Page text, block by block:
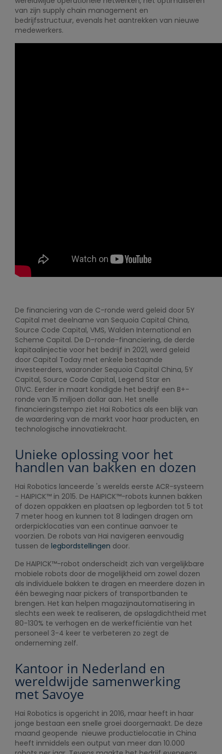
van zijn supply chain management en
bedrijfsstructuur, evenals het aantrekken van nieuwe
medewerkers.
De financiering van de C-ronde werd geleid door 5Y
Capital met deelname van Sequoia Capital China,
Source Code Capital, VMS, Walden International en
Scheme Capital. De D-ronde-financiering, de derde
kapitaalinjectie voor het bedrijf in 2021, werd geleid
door Capital Today met enkele bestaande
investeerders, waaronder Sequoia Capital China, 5Y
Capital, Source Code Capital, Legend Star en
01VC. Eerder in maart kondigde het bedrijf een B+-
ronde van 15 miljoen dollar aan. Het snelle
financieringstempo ziet Hai Robotics als een blijk van
de waardering van de markt voor haar producten, en
technologische innovatiekracht.
Unieke oplossing voor het
handlen van bakken en dozen
Hai Robotics lanceerde 's werelds eerste ACR-systeem
- HAIPICK™ in 2015. De HAIPICK™-robots kunnen bakken
of dozen oppakken en plaatsen op legborden tot 5 tot
7 meter hoog en kunnen tot 8 ladingen dragen om
orderpicklocaties van een continue aanvoer te
voorzien. De robots van Hai navigeren eenvoudig
tussen de legbordstellingen door.
De HAIPICK™-robot onderscheidt zich van vergelijkbare
mobiele robots door de mogelijkheid om zowel dozen
als individuele bakken te dragen en meerdere dozen in
één beweging naar pickers of transportbanden te
brengen. Het kan helpen magazijnautomatisering in
slechts een week te realiseren, de opslagdichtheid met
80-130% te verhogen en de werkefficiëntie van het
personeel 3-4 keer te verbeteren zo zegt de
onderneming zelf.
Kantoor in Nederland en
wereldwijde samenwerking
met Savoye
Hai Robotics is opgericht in 2016, maar heeft in haar
jonge bestaan een snelle groei doorgemaakt. De deze
maand geopende nieuwe productielocatie in China
heeft inmiddels een output van meer dan 10.000